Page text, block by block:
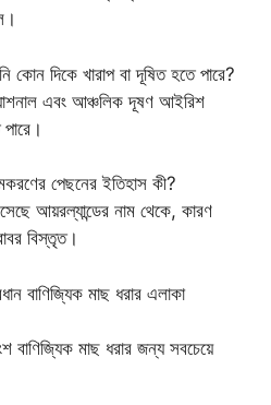
কোন দিকে খারাপ বা দূষিত হতে পারে?
এবং আঞ্চলিক দূষণ আইরিশ
পেছনের ইতিহাস কী?
আয়রল্যান্ডের নাম থেকে, কারণ
বিস্তৃত।
বাণিজ্যিক মাছ ধরার এলাকা
বাণিজ্যিক মাছ ধরার জন্য সবচেয়ে